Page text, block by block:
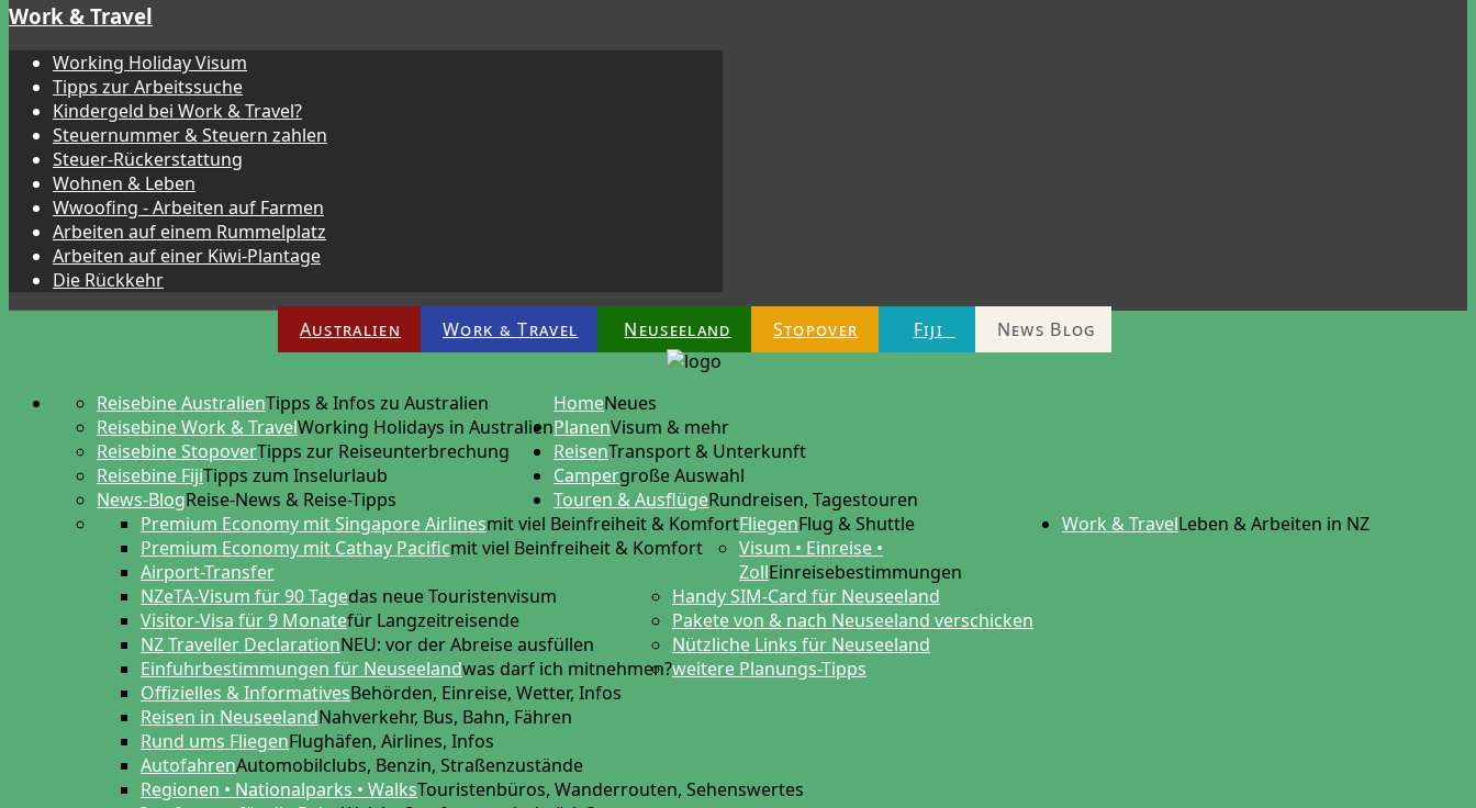
Work & Travel
Working Holiday Visum
Tipps zur Arbeitssuche
Kindergeld bei Work & Travel?
Steuernummer & Steuern zahlen
Steuer-Rückerstattung
Wohnen & Leben
Wwoofing - Arbeiten auf Farmen
Arbeiten auf einem Rummelplatz
Arbeiten auf einer Kiwi-Plantage
Die Rückkehr
Australien Work & Travel Neuseeland Stopover Fiji News Blog
HomeNeues
Reisebine AustralienTipps & Infos zu Australien
Reisebine Work & TravelWorking Holidays in Australien
Reisebine StopoverTipps zur Reiseunterbrechung
Reisebine FijiTipps zum Inselurlaub
News-BlogReise-News & Reise-Tipps
PlanenVisum & mehr
FliegenFlug & Shuttle
Premium Economy mit Singapore Airlinesmit viel Beinfreiheit & Komfort
Premium Economy mit Cathay Pacificmit viel Beinfreiheit & Komfort
Airport-Transfer
Visum • Einreise •
ZollEinreisebestimmungen
NZeTA-Visum für 90 Tagedas neue Touristenvisum
Visitor-Visa für 9 Monatefür Langzeitreisende
NZ Traveller DeclarationNEU: vor der Abreise ausfüllen
Einfuhrbestimmungen für Neuseelandwas darf ich mitnehmen?
Handy SIM-Card für Neuseeland
Pakete von & nach Neuseeland verschicken
Nützliche Links für Neuseeland
Offizielles & InformativesBehörden, Einreise, Wetter, Infos
Reisen in NeuseelandNahverkehr, Bus, Bahn, Fähren
Rund ums FliegenFlughäfen, Airlines, Infos
AutofahrenAutomobilclubs, Benzin, Straßenzustände
Regionen • Nationalparks • WalksTouristenbüros, Wanderrouten, Sehenswertes
weitere Planungs-Tipps
ReisenTransport & Unterkunft
Campergroße Auswahl
Touren & AusflügeRundreisen, Tagestouren
Work & TravelLeben & Arbeiten in NZ